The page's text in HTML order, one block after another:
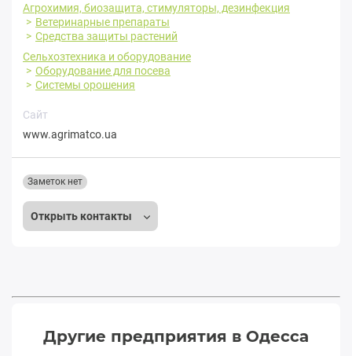
Агрохимия, биозащита, стимуляторы, дезинфекция
Ветеринарные препараты
Средства защиты растений
Сельхозтехника и оборудование
Оборудование для посева
Системы орошения
Сайт
www.agrimatco.ua
Открыть контакты
Заметок нет
Другие предприятия в Одесса